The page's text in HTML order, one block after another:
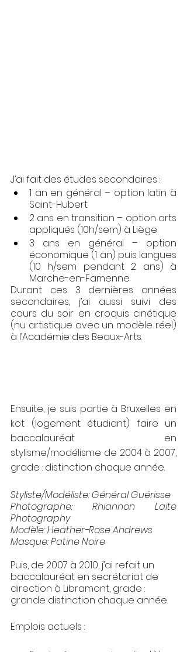
J’ai fait des études secondaires :
1 an en général – option latin à
Saint-Hubert
2 ans en transition – option arts
appliqués (10h/sem) à Liège
3 ans en général – option
économique (1 an) puis langues
(10 h/sem pendant 2 ans) à
Marche-en-Famenne
Durant ces 3 dernières années
secondaires, j’ai aussi suivi des
cours du soir en croquis cinétique
(nu artistique avec un modèle réel)
à l’Académie des Beaux-Arts.
Ensuite, je suis partie à Bruxelles en
kot (logement étudiant) faire un
baccalauréat en
stylisme/modélisme de 2004 à 2007,
grade : distinction chaque année.
Styliste/Modéliste: Général Guérisse
Photographe: Rhiannon Laite
Photography
Modèle: Heather-Rose Andrews
Masque: Patine Noire
Puis, de 2007 à 2010, j’ai refait un
baccalauréat en secrétariat de
direction à Libramont, grade :
grande distinction chaque année.
Emplois actuels :